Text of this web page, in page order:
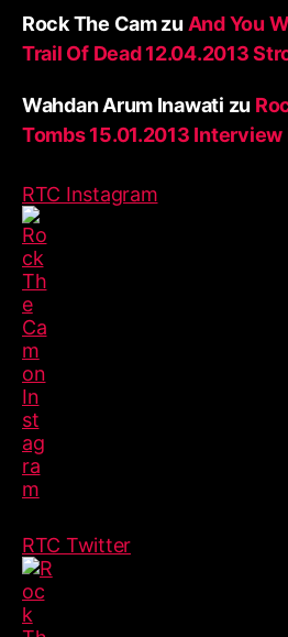
Rock The Camzu And You
Trail Of Dead 12.04.2013
Wahdan Arum Inawati zu
Tombs 15.01.2013
RTC Instagram
RTC Twitter